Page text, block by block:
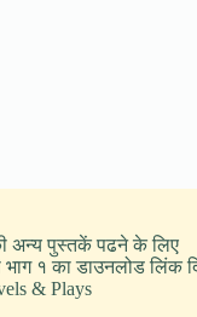
अन्य पुस्तकें पढने के लिए
१ का डाउनलोड लिंक
& Plays